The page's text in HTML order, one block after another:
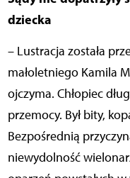
dziecka
– Lustracja została
małoletniego Kamila
ojczyma. Chłopiec
przemocy. Był bity,
Bezpośrednią
niewydolność